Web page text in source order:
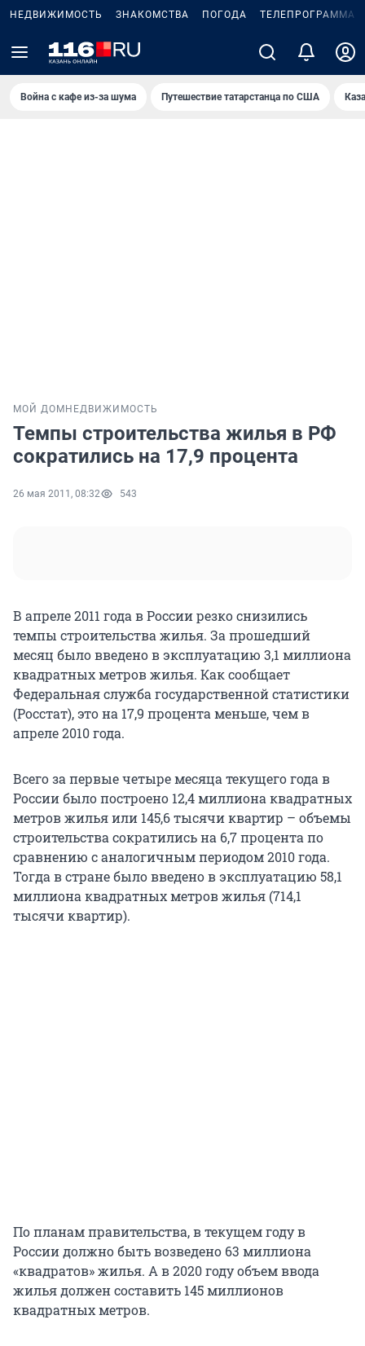
НЕДВИЖИМОСТЬ ЗНАКОМСТВА ПОГОДА ТЕЛЕПРОГРАММА
Война с кафе из-за шума Путешествие татарстанца по США
МОЙ ДОМ НЕДВИЖИМОСТЬ
Темпы строительства жилья в РФ
сократились на 17,9 процента
26 мая 2011, 08:32 543
В апреле 2011 года в России резко снизились
темпы строительства жилья. За прошедший
месяц было введено в эксплуатацию 3,1 миллиона
квадратных метров жилья. Как сообщает
Федеральная служба государственной статистики
(Росстат), это на 17,9 процента меньше, чем в
апреле 2010 года.
Всего за первые четыре месяца текущего года в
России было построено 12,4 миллиона квадратных
метров жилья или 145,6 тысячи квартир – объемы
строительства сократились на 6,7 процента по
сравнению с аналогичным периодом 2010 года.
Тогда в стране было введено в эксплуатацию 58,1
миллиона квадратных метров жилья (714,1
тысячи квартир).
По планам правительства, в текущем году в
России должно быть возведено 63 миллиона
«квадратов» жилья. А в 2020 году объем ввода
жилья должен составить 145 миллионов
квадратных метров.